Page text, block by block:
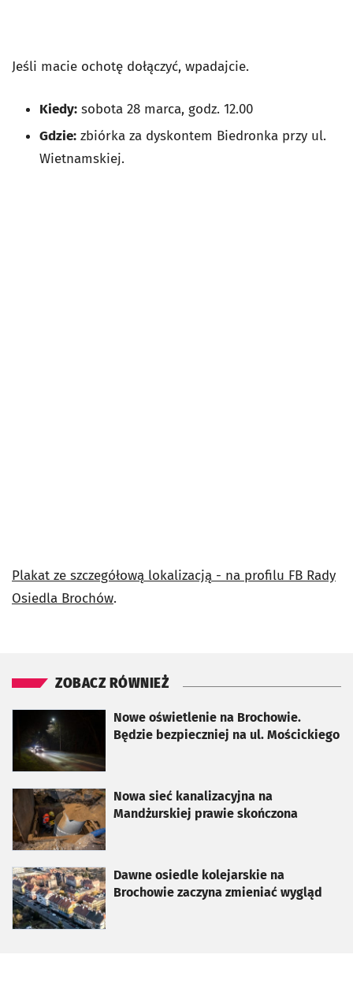
Jeśli macie ochotę dołączyć, wpadajcie.
Kiedy: sobota 28 marca, godz. 12.00
Gdzie: zbiórka za dyskontem Biedronka przy ul.
Wietnamskiej.
Plakat ze szczegółową lokalizacją - na profilu FB Rady
Osiedla Brochów.
ZOBACZ RÓWNIEŻ
Nowe oświetlenie na Brochowie.
Będzie bezpieczniej na ul. Mościckiego
otworzy się w nowej karcie
Nowa sieć kanalizacyjna na
Mandżurskiej prawie skończona
otworzy się w nowej karcie
Dawne osiedle kolejarskie na
Brochowie zaczyna zmieniać wygląd
otworzy się w nowej karcie